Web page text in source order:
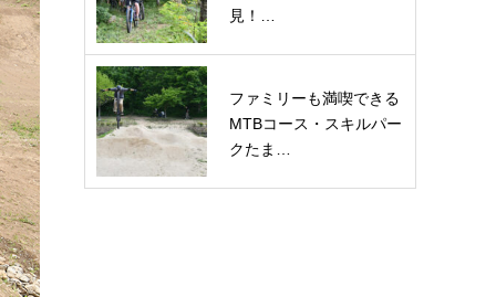
見！…
ファミリーも満喫できる
MTBコース・スキルパー
クたま…